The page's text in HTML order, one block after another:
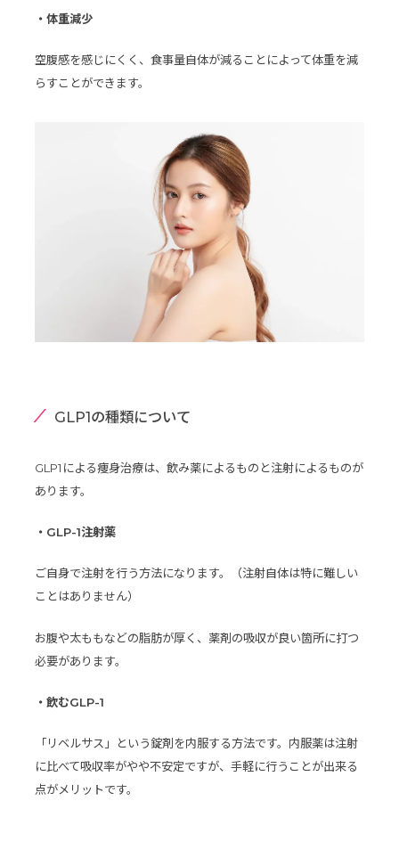
・体重減少
空腹感を感じにくく、食事量自体が減ることによって体重を減
らすことができます。
GLP1の種類について
GLP1による痩身治療は、飲み薬によるものと注射によるものが
あります。
・GLP-1注射薬
ご自身で注射を行う方法になります。（注射自体は特に難しい
ことはありません）
お腹や太ももなどの脂肪が厚く、薬剤の吸収が良い箇所に打つ
必要があります。
・飲むGLP-1
「リベルサス」という錠剤を内服する方法です。内服薬は注射
に比べて吸収率がやや不安定ですが、手軽に行うことが出来る
点がメリットです。